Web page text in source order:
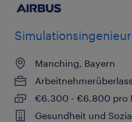
Manching, Bayern
€6.300 - €6.800 pro
Gesundheit und